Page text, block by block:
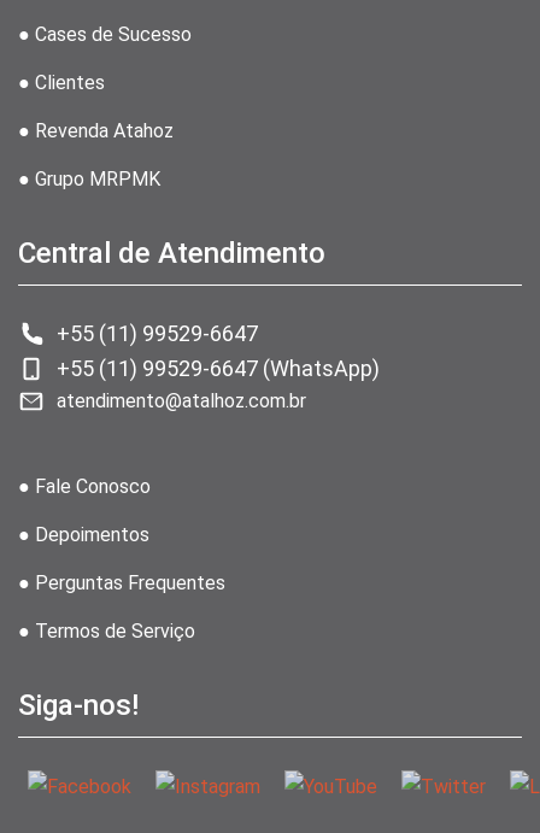
● Cases de Sucesso
● Clientes
● Revenda Atahoz
● Grupo MRPMK
Central de Atendimento
+55 (11) 99529-6647
+55 (11) 99529-6647 (WhatsApp)
atendimento@atalhoz.com.br
● Fale Conosco
● Depoimentos
● Perguntas Frequentes
● Termos de Serviço
Siga-nos!